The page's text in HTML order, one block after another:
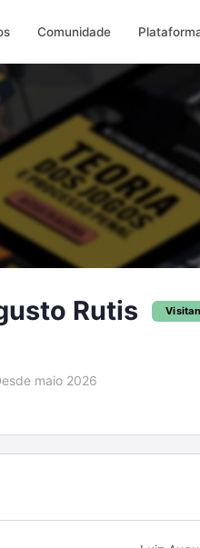
Comunidade
Rutis
maio 2026